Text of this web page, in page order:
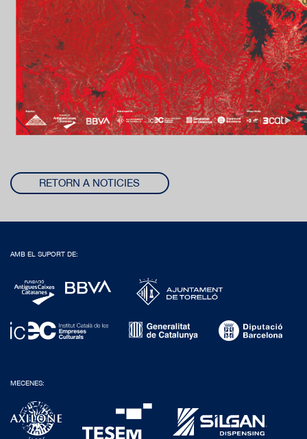
RETORN A NOTICIES
AMB EL SUPORT DE:
MECENES: